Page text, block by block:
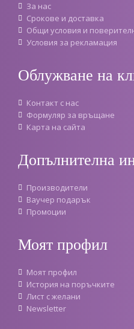
За нас
Срокове и доставка
Oбщи условия и
Условия за рекламация
Облужване на
Контакт с нас
Формуляр за връщане
Карта на сайта
Допълнителна
Производители
Ваучер подарък
Промоции
Моят профил
Моят профил
История на поръчките
Лист с желани
Newsletter